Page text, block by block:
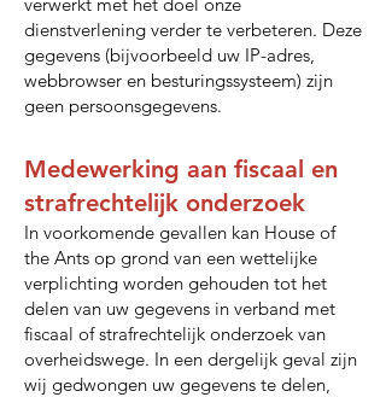
verwerkt met het doel onze
dienstverlening verder te verbeteren. Deze
gegevens (bijvoorbeeld uw IP-adres,
webbrowser en besturingssysteem) zijn
geen persoonsgegevens.
Medewerking aan fiscaal en
strafrechtelijk onderzoek
In voorkomende gevallen kan House of
the Ants op grond van een wettelijke
verplichting worden gehouden tot het
delen van uw gegevens in verband met
fiscaal of strafrechtelijk onderzoek van
overheidswege. In een dergelijk geval zijn
wij gedwongen uw gegevens te delen,